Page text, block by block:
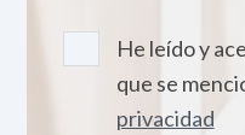
He leído y
que se
privacidad